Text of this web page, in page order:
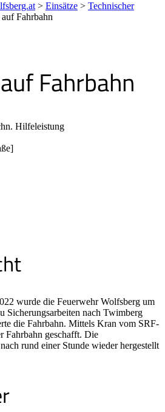
> Einsätze > Technischer
Fahrbahn
Fahrbahn
Hilfeleistung
wurde die Feuerwehr Wolfsberg um
Sicherungsarbeiten nach Twimberg
die Fahrbahn. Mittels Kran vom SRF-
Fahrbahn geschafft. Die
rund einer Stunde wieder hergestellt